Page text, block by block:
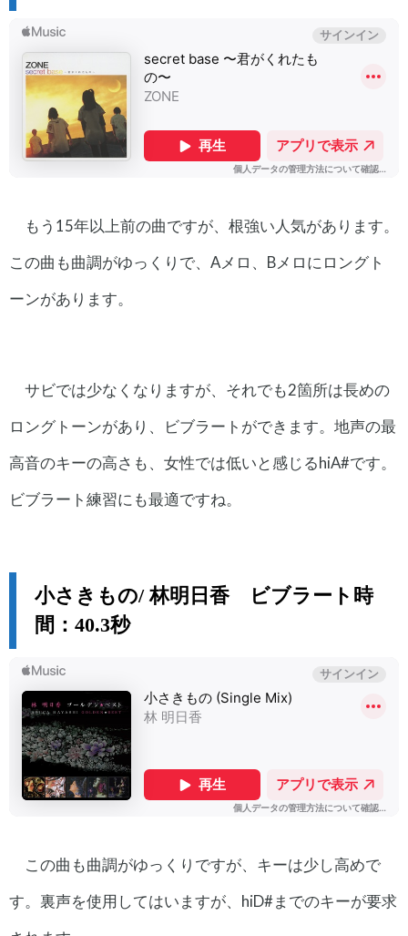
もう15年以上前の曲ですが、根強い人気があります。
この曲も曲調がゆっくりで、Aメロ、Bメロにロングト
ーンがあります。
サビでは少なくなりますが、それでも2箇所は長めの
ロングトーンがあり、ビブラートができます。地声の最
高音のキーの高さも、女性では低いと感じるhiA#です。
ビブラート練習にも最適ですね。
小さきもの/ 林明日香 ビブラート時
間：40.3秒
この曲も曲調がゆっくりですが、キーは少し高めで
す。裏声を使用してはいますが、hiD#までのキーが要求